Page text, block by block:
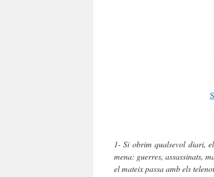
1- Si obrim qualsevol diari,
mena: guerres, assassinats,
el mateix passa amb els